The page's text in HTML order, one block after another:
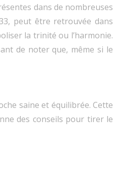
dans de nombreuses
peut être retrouvée dans
la trinité ou l’harmonie.
de noter que, même si le
saine et équilibrée. Cette
des conseils pour tirer le